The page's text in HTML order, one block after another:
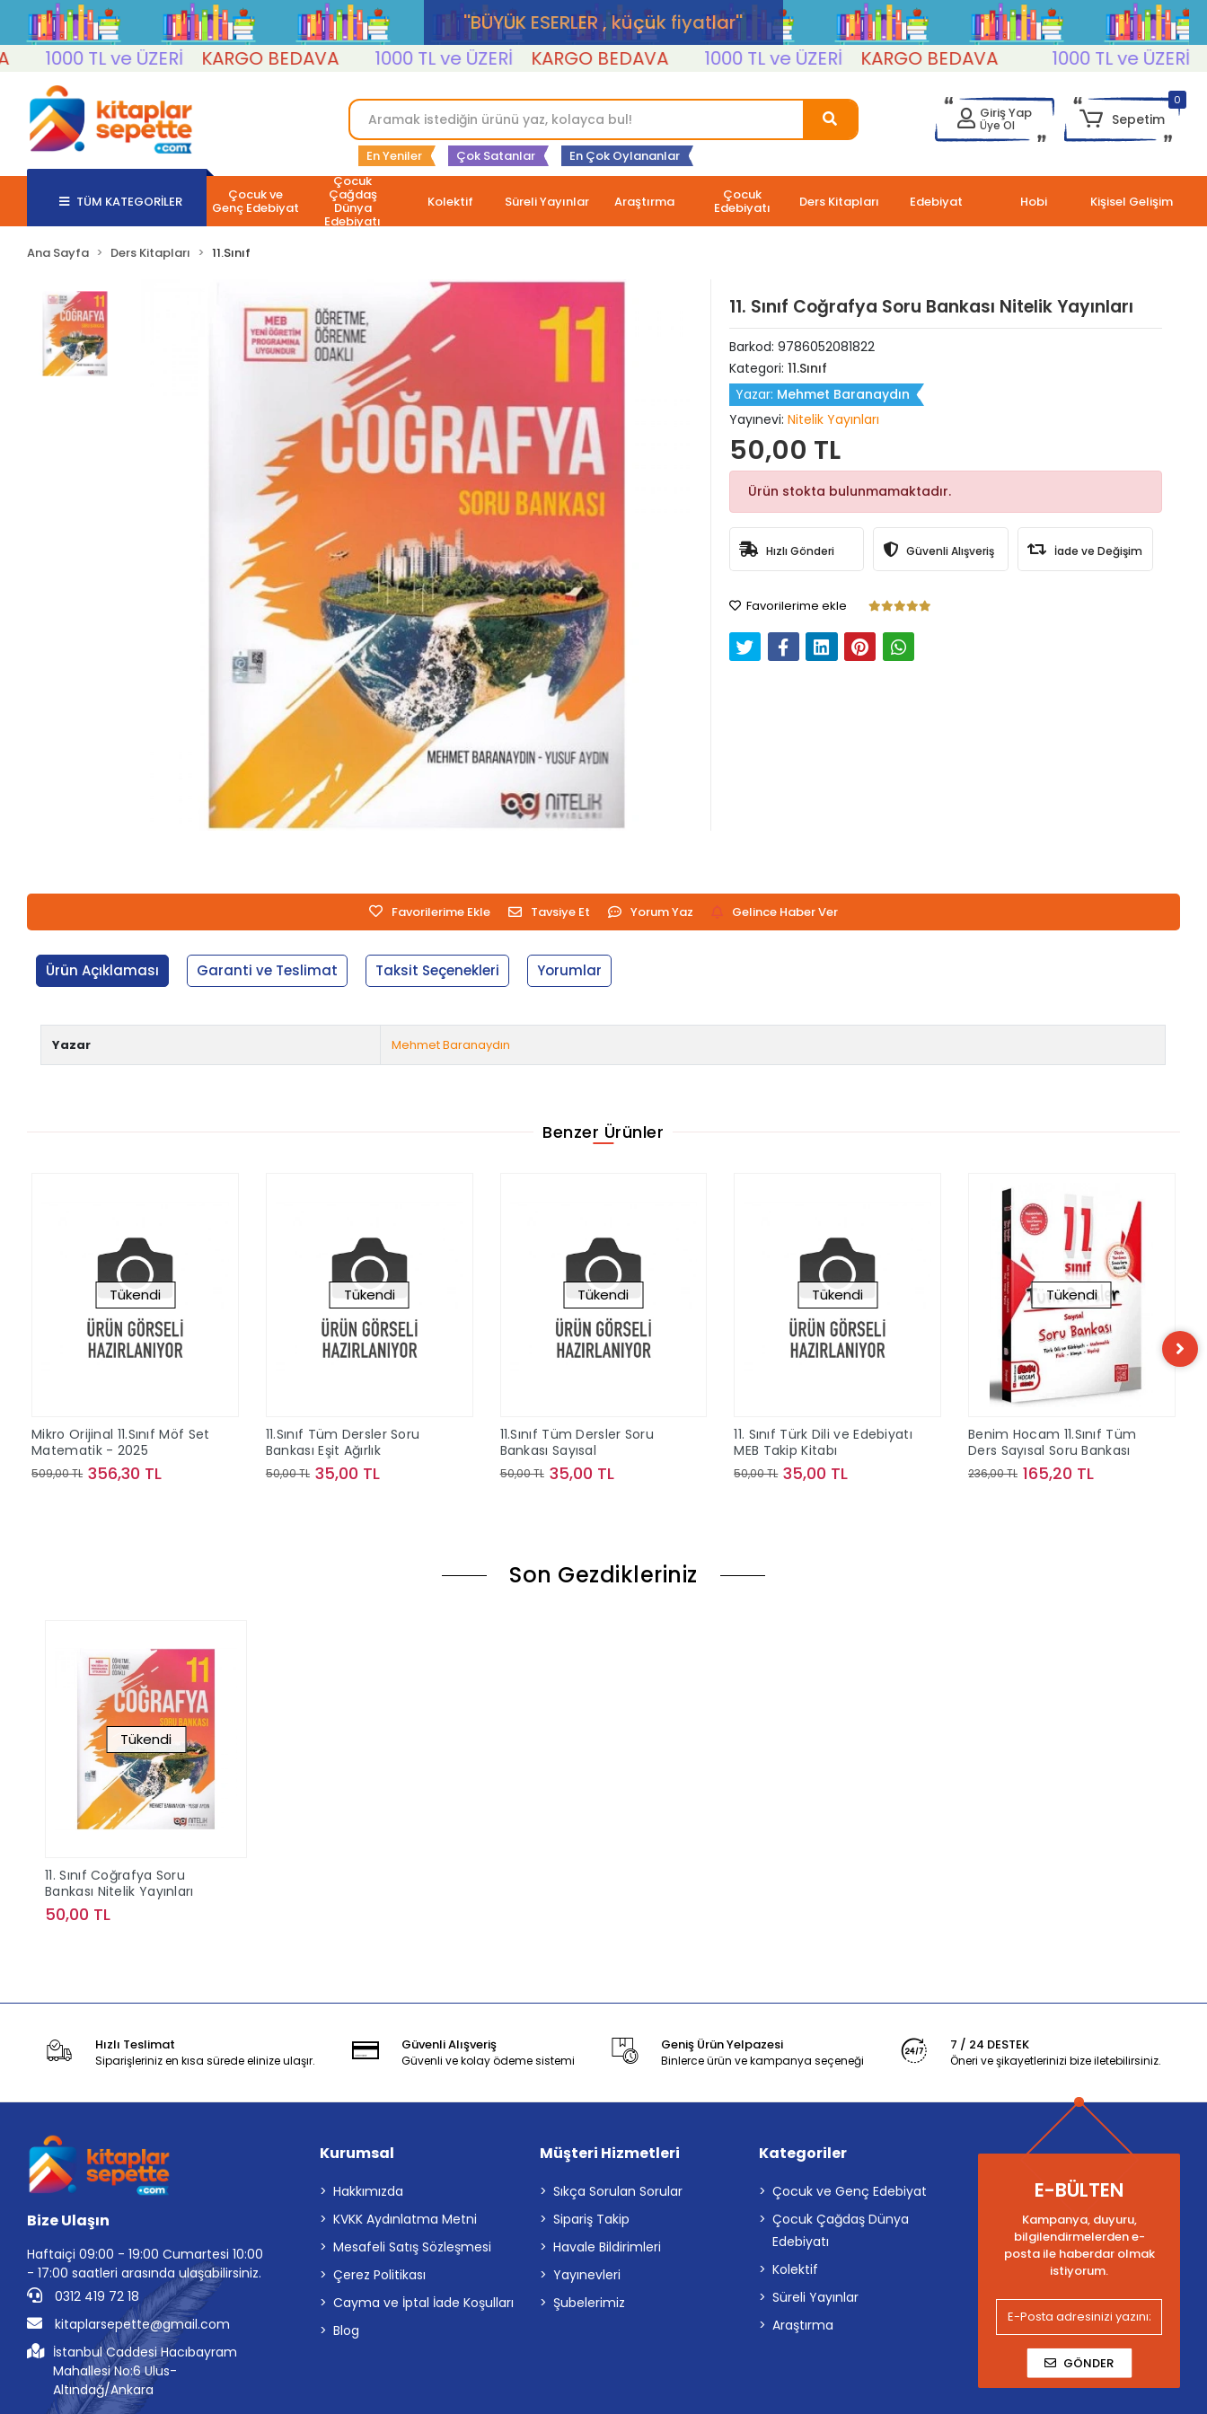
''BÜYÜK ESERLER , küçük fiyatlar''
1000 TL ve ÜZERİ
KARGO BEDAVA 1000 TL ve ÜZERİ KARGO BEDAVA 1000 TL ve ÜZERİ KARGO BEDAVA 1000 TL ve ÜZERİ
En Yeniler Çok Satanlar En Çok Oylananlar
Giriş Yap
Üye Ol
0
Sepetim
TÜM KATEGORİLER Çocuk ve
Genç Edebiyat
Çocuk
Çağdaş
Dünya
Edebiyatı
Kolektif Süreli Yayınlar Araştırma Çocuk
Edebiyatı Ders Kitapları Edebiyat Hobi Kişisel Gelişim
Ana Sayfa Ders Kitapları 11.Sınıf
11. Sınıf Coğrafya Soru Bankası Nitelik Yayınları
Barkod: 9786052081822
Kategori: 11.Sınıf
Yazar: Mehmet Baranaydın
Yayınevi: Nitelik Yayınları
50,00 TL
Ürün stokta bulunmamaktadır.
Hızlı Gönderi Güvenli Alışveriş İade ve Değişim
Favorilerime ekle
Favorilerime Ekle Tavsiye Et Yorum Yaz Gelince Haber Ver
Ürün Açıklaması Garanti ve Teslimat Taksit Seçenekleri Yorumlar
Yazar Mehmet Baranaydın
Benzer Ürünler
Tükendi
Mikro Orijinal 11.Sınıf Möf Set
Matematik - 2025
509,00 TL 356,30 TL
Tükendi
11.Sınıf Tüm Dersler Soru
Bankası Eşit Ağırlık
50,00 TL 35,00 TL
Tükendi
11.Sınıf Tüm Dersler Soru
Bankası Sayısal
50,00 TL 35,00 TL
Tükendi
11. Sınıf Türk Dili ve Edebiyatı
MEB Takip Kitabı
50,00 TL 35,00 TL
Tükendi
Benim Hocam 11.Sınıf Tüm
Ders Sayısal Soru Bankası
236,00 TL 165,20 TL
Son Gezdikleriniz
Tükendi
11. Sınıf Coğrafya Soru
Bankası Nitelik Yayınları
50,00 TL
Hızlı Teslimat
Siparişleriniz en kısa sürede elinize ulaşır.
Güvenli Alışveriş
Güvenli ve kolay ödeme sistemi
Geniş Ürün Yelpazesi
Binlerce ürün ve kampanya seçeneği
7 / 24 DESTEK
Öneri ve şikayetlerinizi bize iletebilirsiniz.
Bize Ulaşın
Haftaiçi 09:00 - 19:00 Cumartesi 10:00
- 17:00 saatleri arasında ulaşabilirsiniz.
0312 419 72 18
kitaplarsepette@gmail.com
İstanbul Caddesi Hacıbayram
Mahallesi No:6 Ulus-
Altındağ/Ankara
Kurumsal
Hakkımızda
KVKK Aydınlatma Metni
Mesafeli Satış Sözleşmesi
Çerez Politikası
Cayma ve İptal İade Koşulları
Blog
Müşteri Hizmetleri
Sıkça Sorulan Sorular
Sipariş Takip
Havale Bildirimleri
Yayınevleri
Şubelerimiz
Kategoriler
Çocuk ve Genç Edebiyat
Çocuk Çağdaş Dünya
Edebiyatı
Kolektif
Süreli Yayınlar
Araştırma
E-BÜLTEN
Kampanya, duyuru,
bilgilendirmelerden e-
posta ile haberdar olmak
istiyorum.
GÖNDER